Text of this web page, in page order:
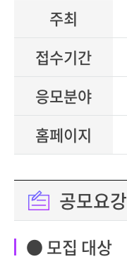
주최
접수기간
응모분야
홈페이지
공모요강
● 모집 대상